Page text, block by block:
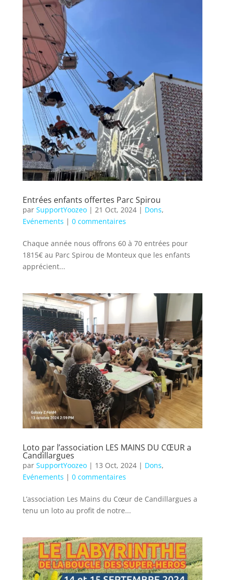
Entrées enfants offertes Parc Spirou
par SupportYoozeo| 21 Oct, 2024| Dons,
Evénements | 0 commentaires
Chaque année nous offrons 60 à 70 entrées pour
1815€ au Parc Spirou de Monteux que les enfants
apprécient...
Loto par l’association LES MAINS DU CŒUR a
Candillargues
par SupportYoozeo| 13 Oct, 2024| Dons,
Evénements | 0 commentaires
L’association Les Mains du Cœur de Candillargues a
tenu un loto au profit de notre...